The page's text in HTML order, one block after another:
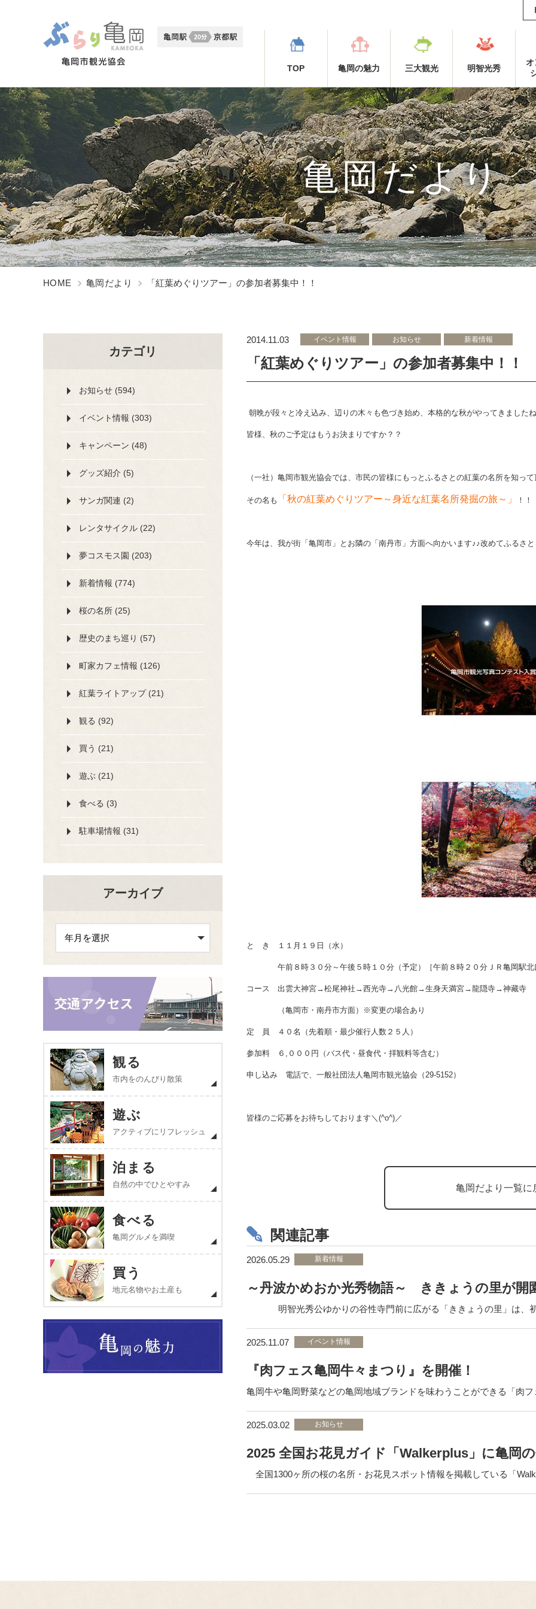
TOP 亀岡の魅力 三大観光 明智光秀
オ
亀岡だより
HOME 亀岡だより 「紅葉めぐりツアー」の参加者募集中！！
2014.11.03 イベント情報 お知らせ 新着情報
「紅葉めぐりツアー」の参加者募集中！！
朝晩が段々と冷え込み、辺りの木々も色づき始め、 本格的な秋がやってきました
皆様、秋のご予定はもうお決まりですか？？
（一社）亀岡市観光協会では、市民の皆様にもっとふるさとの紅葉の名所を知っ
その名も 「 秋の紅葉めぐりツアー～身近な紅葉名所発掘の旅～」 ！！
今年は、我が街「亀岡市」とお隣の「南丹市」方面へ向かいます♪♪改めてふるさ
と き １１月１９日（水）
午前８時３０分～午後５時１０分（予定） ［午前８時２０分ＪＲ亀岡駅
コース 出雲大神宮→松尾神社→西光寺→八光館→生身天満宮→龍隠寺→神藏寺
（亀岡市・南丹市方面） ※変更の場合あり
定 員 ４０名（先着順・ 最少催行人数２５人）
参加料 ６,０００円 （バス代・昼食代・拝観料等含む）
申し込み 電話で、一般社団法人亀岡市観光協会（29-5152）
皆様のご応募をお待ちしております＼(^o^)／
亀岡だより一覧に
関連記事
2026.05.29 新着情報
～丹波かめおか光秀物語～ ききょうの里が開
明智光秀公ゆかりの谷性寺門前に広がる「ききょうの里」は、
2025.11.07 イベント情報
『肉フェス亀岡牛々まつり』を開催！
亀岡牛や亀岡野菜などの亀岡地域ブランドを味わうことができる「肉
2025.03.02 お知らせ
2025 全国お花見ガイド「Walkerplus」に亀岡
全国1300ヶ所の桜の名所・お花見スポット情報を掲載している「
カテゴリ
お知らせ (594)
イベント情報 (303)
キャンペーン (48)
グッズ紹介 (5)
サンガ関連 (2)
レンタサイクル (22)
夢コスモス園 (203)
新着情報 (774)
桜の名所 (25)
歴史のまち巡り (57)
町家カフェ情報 (126)
紅葉ライトアップ (21)
観る (92)
買う (21)
遊ぶ (21)
食べる (3)
駐車場情報 (31)
アーカイブ
観る
市内をのんびり散策
遊ぶ
アクティブにリフレッシュ
泊まる
自然の中でひとやすみ
食べる
亀岡グルメを満喫
買う
地元名物やお土産も